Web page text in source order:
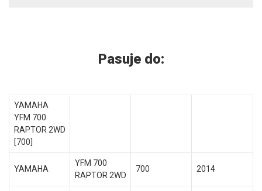
Pasuje do:
YAMAHA
YFM 700
RAPTOR 2WD
[700]
YAMAHA
YFM 700
RAPTOR 2WD
700 2014